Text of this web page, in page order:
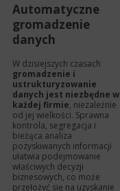
Automatyczne
gromadzenie
danych
W dzisiejszych czasach
gromadzenie i
ustrukturyzowanie
danych jest niezbędne w
każdej firmie, niezależnie
od jej wielkości. Sprawna
kontrola, segregacja i
bieżąca analiza
pozyskiwanych informacji
ułatwia podejmowanie
właściwych decyzji
biznesowych, co może
przełożyć się na uzyskanie